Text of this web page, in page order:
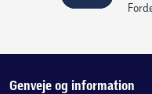
Genveje og information